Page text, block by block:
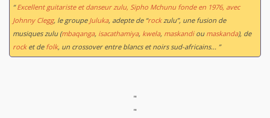
“Excellent guitariste et danseur zulu, Sipho Mchunu fonde en 1976, avec
Johnny Clegg, le groupe Juluka, adepte de “rockzulu”, une fusion de
musiques zulu (mbaqanga, isacathamiya, kwela, maskandiou maskanda), de
rocket de folk, un crossover entre blancs et noirs sud-africains... ”
"
"